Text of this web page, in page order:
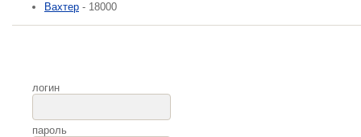
Вахтер - 18000
логин
пароль